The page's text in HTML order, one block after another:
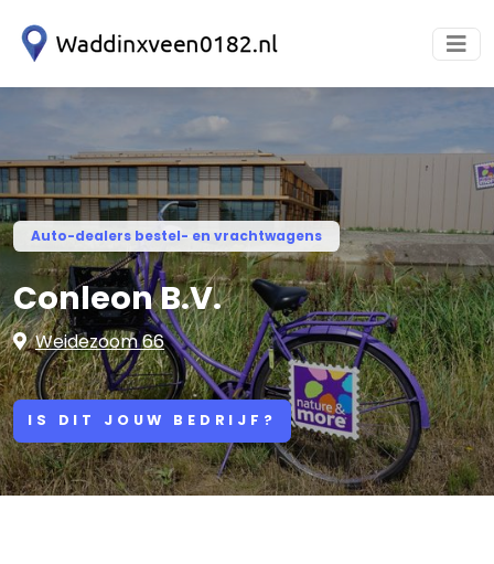
Auto-dealers bestel- en vrachtwagens
Conleon B.V.
Weidezoom 66
IS DIT JOUW BEDRIJF?